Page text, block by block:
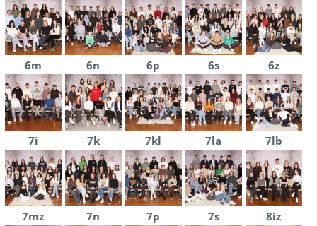
6m 6n 6p 6s 6z
7i 7k 7kl 7la 7lb
7mz 7n 7p 7s 8iz